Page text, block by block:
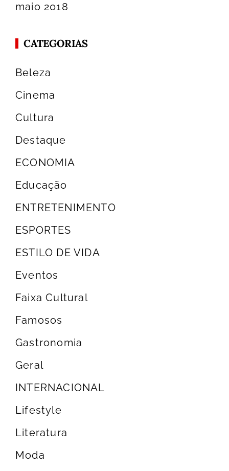
maio 2018
CATEGORIAS
Beleza
Cinema
Cultura
Destaque
ECONOMIA
Educação
ENTRETENIMENTO
ESPORTES
ESTILO DE VIDA
Eventos
Faixa Cultural
Famosos
Gastronomia
Geral
INTERNACIONAL
Lifestyle
Literatura
Moda